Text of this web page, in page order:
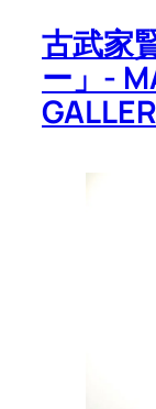
古武家
ー」-